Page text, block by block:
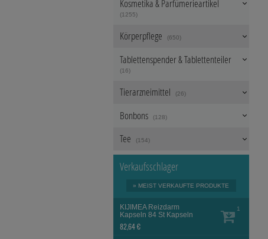
Kosmetika & Parfümerieartikel
(1255)
Körperpflege (650)
Tablettenspender & Tablettenteiler
(16)
Tierarzneimittel (26)
Bonbons (128)
Tee (154)
Verkaufsschlager
» MEIST VERKAUFTE PRODUKTE
KIJIMEA Reizdarm
Kapseln84 St Kapseln
82,64 €
1